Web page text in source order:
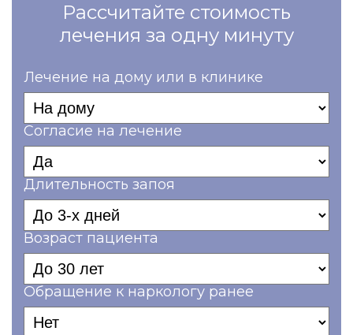
Рассчитайте стоимость
лечения за одну минуту
Лечение на дому или в клинике
Согласие на лечение
Длительность запоя
Возраст пациента
Обращение к наркологу ранее